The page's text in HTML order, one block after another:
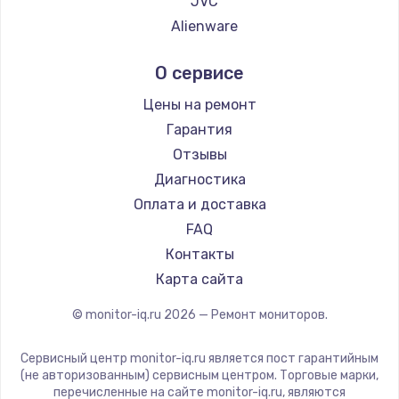
Заказать
Ремонт капиллярной трубки
Заказать
Заказать
1240 руб.
Заказать
Прошивка
1450 руб.
Alienware
Thunderobot
Hisense
АОС
Ardor
Machenike
iru
Titan Army
iFFALCON
Dahua
О сервисе
Цены на ремонт
Гарантия
Отзывы
Диагностика
Оплата и доставка
FAQ
Контакты
Карта сайта
© monitor-iq.ru 2026 — Ремонт мониторов.
Сервисный центр monitor-iq.ru является пост гарантийным
(не авторизованным) сервисным центром. Торговые марки,
перечисленные на сайте monitor-iq.ru, являются